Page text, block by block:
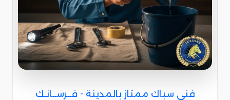
فني سباك ممتاز بالمدينة - فــرســانـك